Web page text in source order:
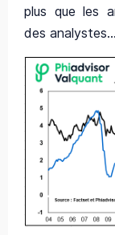
plus que les
des